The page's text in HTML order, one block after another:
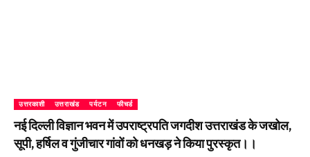
उत्तरकाशी उत्तराखंड पर्यटन फीचर्ड
नई दिल्ली विज्ञान भवन में उपराष्ट्रपति जगदीश उत्तराखंड के जखोल,
सूपी, हर्षिल व गुंजीचार गांवों को धनखड़ ने किया पुरस्कृत।।